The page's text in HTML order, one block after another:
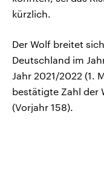
kürzlich.
Der Wolf breitet
Deutschland im
Jahr 2021/2022 (1.
bestätigte Zahl der
(Vorjahr 158).